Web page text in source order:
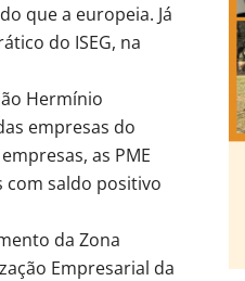
que a europeia. Já
do ISEG, na
Hermínio
empresas do
as PME
com saldo positivo
da Zona
Empresarial da